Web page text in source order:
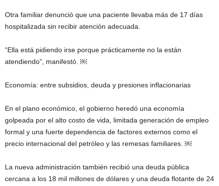
Otra familiar denunció que una paciente llevaba más de 17 días
hospitalizada sin recibir atención adecuada.
“Ella está pidiendo irse porque prácticamente no la están
atendiendo”, manifestó. ￼
Economía: entre subsidios, deuda y presiones inflacionarias
En el plano económico, el gobierno heredó una economía
golpeada por el alto costo de vida, limitada generación de empleo
formal y una fuerte dependencia de factores externos como el
precio internacional del petróleo y las remesas familiares. ￼
La nueva administración también recibió una deuda pública
cercana a los 18 mil millones de dólares y una deuda flotante de 24